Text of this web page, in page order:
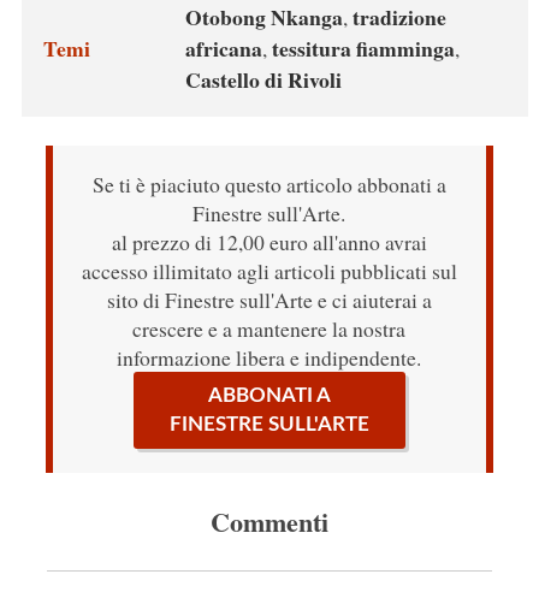
Temi
Otobong Nkanga,tradizione
africana,tessitura fiamminga,
Castello di Rivoli
Se ti è piaciuto questo articolo abbonati a
Finestre sull'Arte.
al prezzo di 12,00 euro all'anno avrai
accesso illimitato agli articoli pubblicati sul
sito di Finestre sull'Arte e ci aiuterai a
crescere e a mantenere la nostra
informazione libera e indipendente.
ABBONATI A
FINESTRE SULL'ARTE
Commenti